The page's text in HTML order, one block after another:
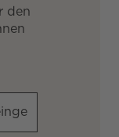
den